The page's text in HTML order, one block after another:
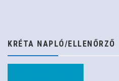
KRÉTA NAPLÓ/ELLENŐRZŐ